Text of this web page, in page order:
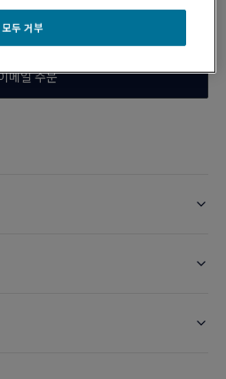
커스터마이즈
메일 주문
모두 거부